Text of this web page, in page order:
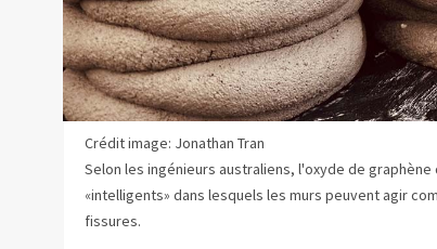
Crédit image: Jonathan Tran
Selon les ingénieurs australiens, l'oxyde de
«intelligents» dans lesquels les murs peuvent agir
fissures.